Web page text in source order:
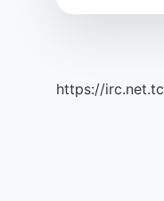
https://irc.net.tc